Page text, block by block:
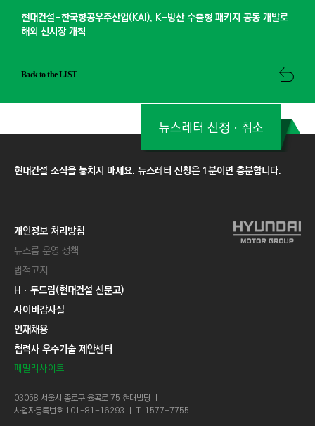
현대건설-한국항공우주산업(KAI), K-방산 수출형 패키지 공동 개발로
해외 신시장 개척
Back to the LIST
현대건설 소식을 놓치지 마세요. 뉴스레터 신청은 1분이면 충분합니다.
뉴스레터 신청ㆍ취소
개인정보 처리방침
뉴스룸 운영 정책
법적고지
Hㆍ두드림(현대건설 신문고)
사이버감사실
인재채용
협력사 우수기술 제안센터
패밀리사이트
03058 서울시 종로구 율곡로 75 현대빌딩 ㅣ
사업자등록번호 101-81-16293 ㅣ T. 1577-7755